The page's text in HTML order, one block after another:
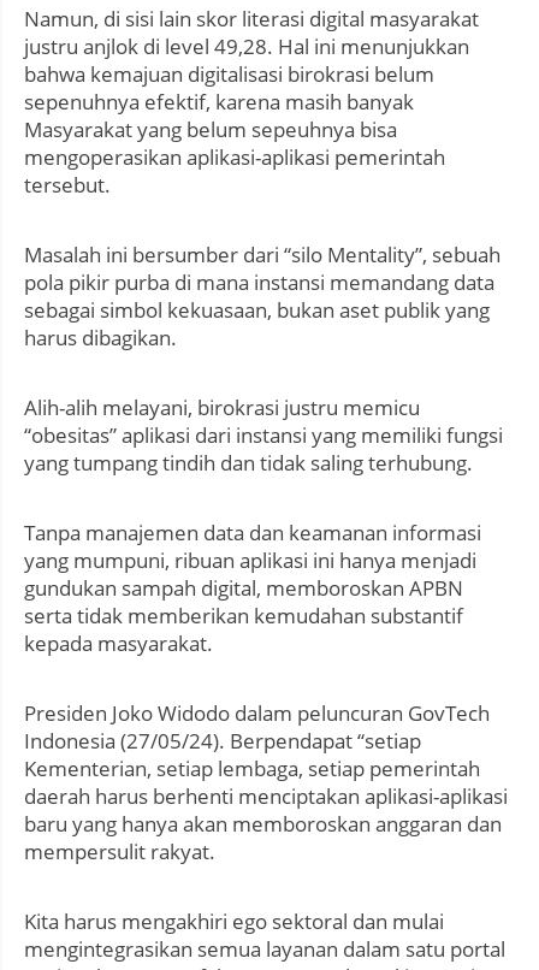
Namun, di sisi lain skor literasi digital masyarakat
justru anjlok di level 49,28. Hal ini menunjukkan
bahwa kemajuan digitalisasi birokrasi belum
sepenuhnya efektif, karena masih banyak
Masyarakat yang belum sepeuhnya bisa
mengoperasikan aplikasi-aplikasi pemerintah
tersebut.
Masalah ini bersumber dari “silo Mentality”, sebuah
pola pikir purba di mana instansi memandang data
sebagai simbol kekuasaan, bukan aset publik yang
harus dibagikan.
Alih-alih melayani, birokrasi justru memicu
“obesitas” aplikasi dari instansi yang memiliki fungsi
yang tumpang tindih dan tidak saling terhubung.
Tanpa manajemen data dan keamanan informasi
yang mumpuni, ribuan aplikasi ini hanya menjadi
gundukan sampah digital, memboroskan APBN
serta tidak memberikan kemudahan substantif
kepada masyarakat.
Presiden Joko Widodo dalam peluncuran GovTech
Indonesia (27/05/24). Berpendapat “setiap
Kementerian, setiap lembaga, setiap pemerintah
daerah harus berhenti menciptakan aplikasi-aplikasi
baru yang hanya akan memboroskan anggaran dan
mempersulit rakyat.
Kita harus mengakhiri ego sektoral dan mulai
mengintegrasikan semua layanan dalam satu portal